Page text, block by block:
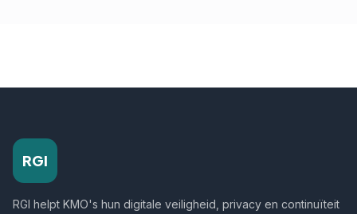
RGI
RGI helpt KMO's hun digitale veiligheid, privacy en continuïteit